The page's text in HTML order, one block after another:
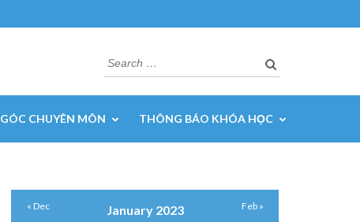
Search
for:
GÓC CHUYÊN MÔN THÔNG BÁO KHÓA HỌC
January 2023
« Dec Feb »